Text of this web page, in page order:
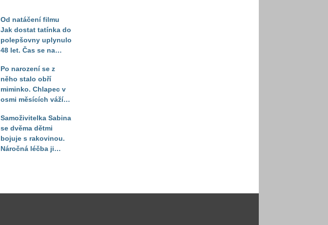
Od natáčení filmu
Jak dostat tatínka do
polepšovny uplynulo
48 let. Čas se na
podepsal, lavička je
ale stále na stejném
místě
Po narození se z
něho stalo obří
miminko. Chlapec v
osmi měsících váží
Samoživitelka Sabina
se dvěma dětmi
bojuje s rakovinou.
Náročná léčba ji